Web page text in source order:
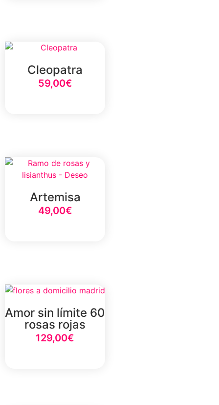
Cleopatra
59,00€
Artemisa
49,00€
Amor sin límite 60
rosas rojas
129,00€